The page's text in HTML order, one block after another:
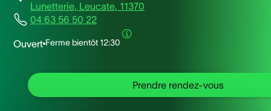
Lunetterie, Leucate, 11370
04 63 56 50 22
Ouvert Ferme bientôt 12:30
Prendre rendez-vous